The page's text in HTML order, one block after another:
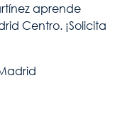
aprende
Centro. ¡Solicita